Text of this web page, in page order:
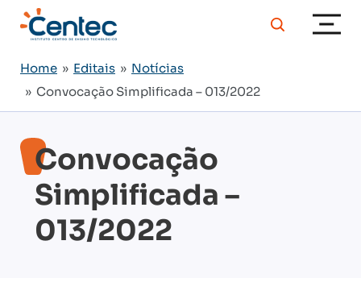
Home » Editais » Notícias
» Convocação Simplificada – 013/2022
Convocação
Simplificada –
013/2022